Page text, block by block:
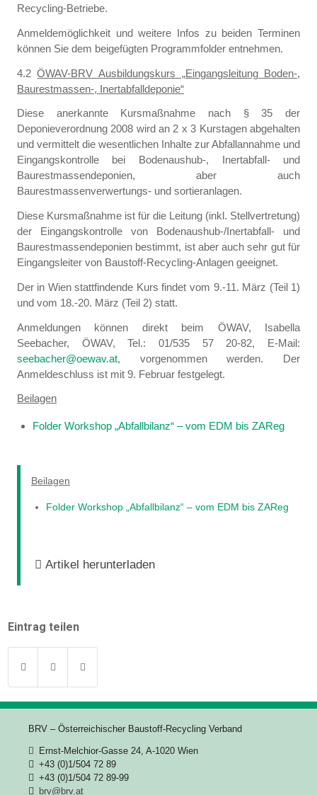
Recycling-Betriebe.
Anmeldemöglichkeit und weitere Infos zu beiden Terminen
können Sie dem beigefügten Programmfolder entnehmen.
4.2ÖWAV-BRV Ausbildungskurs „Eingangsleitung Boden-,
Baurestmassen-, Inertabfalldeponie“
Diese anerkannte Kursmaßnahme nach § 35 der
Deponieverordnung 2008 wird an 2 x 3 Kurstagen abgehalten
und vermittelt die wesentlichen Inhalte zur Abfallannahme und
Eingangskontrolle bei Bodenaushub-, Inertabfall- und
Baurestmassendeponien, aber auch
Baurestmassenverwertungs- und sortieranlagen.
Diese Kursmaßnahme ist für die Leitung (inkl. Stellvertretung)
der Eingangskontrolle von Bodenaushub-/Inertabfall- und
Baurestmassendeponien bestimmt, ist aber auch sehr gut für
Eingangsleiter von Baustoff-Recycling-Anlagen geeignet.
Der in Wien stattfindende Kurs findet vom 9.-11. März (Teil 1)
und vom 18.-20. März (Teil 2) statt.
Anmeldungen können direkt beim ÖWAV, Isabella
Seebacher, ÖWAV, Tel.: 01/535 57 20-82, E-Mail:
seebacher@oewav.at, vorgenommen werden. Der
Anmeldeschluss ist mit 9. Februar festgelegt.
Beilagen
Folder Workshop „Abfallbilanz“ – vom EDM bis ZAReg
Beilagen
Folder Workshop „Abfallbilanz“ – vom EDM bis ZAReg
Artikel herunterladen
Eintrag teilen
BRV – Österreichischer Baustoff-Recycling Verband
Ernst-Melchior-Gasse 24, A-1020 Wien
+43 (0)1/504 72 89
+43 (0)1/504 72 89-99
brv@brv.at